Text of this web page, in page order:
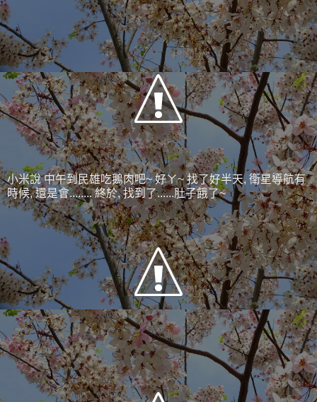
小米說 中午到民雄吃鵝肉吧~ 好ㄚ~ 找了好半天, 衛星導航有
時候, 還是會........ 終於, 找到了......肚子餓了~